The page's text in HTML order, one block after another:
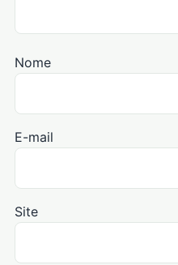
Nome
E-mail
Site